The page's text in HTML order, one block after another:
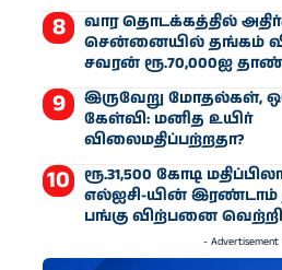
வார தொடக்கத்தில்
சென்னையில் தங்கம்
சவரன் ரூ.70,000ஐ
இருவேறு மோதல்கள்,
கேள்வி: மனித உயிர்
விலைமதிப்பற்றதா?
ரூ.31,500 கோடி
எல்ஐசி-​யின் இரண்​டாம்
பங்கு விற்பனை வெற்றி
- Advertisement